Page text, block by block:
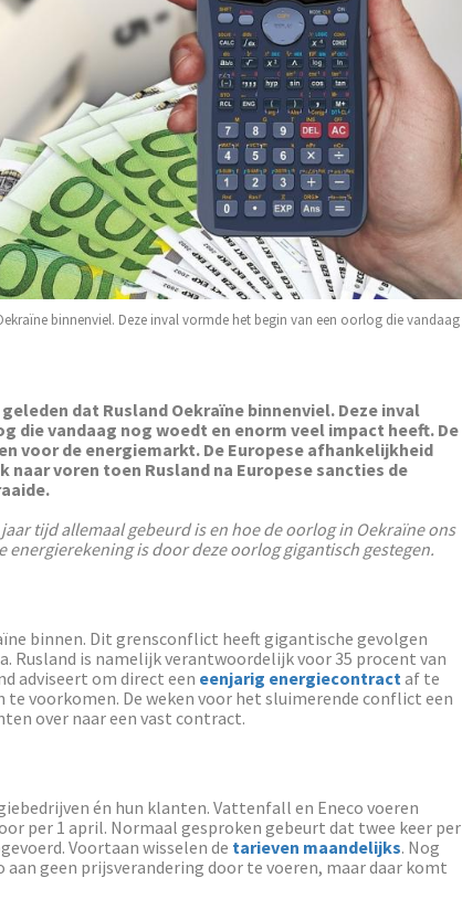
binnenviel. Deze inval vormde het begin van een oorlog die vandaag
dat Rusland Oekraïne binnenviel. Deze inval
die vandaag nog woedt en enorm veel impact heeft. De
voor de energiemarkt. De Europese afhankelijkheid
naar voren toen Rusland na Europese sancties de
tijd allemaal gebeurd is en hoe de oorlog in Oekraïne ons
energierekening is door deze oorlog gigantisch gestegen.
binnen. Dit grensconflict heeft gigantische gevolgen
Rusland is namelijk verantwoordelijk voor 35 procent van
adviseert om direct een eenjarig energiecontract af te
voorkomen. De weken voor het sluimerende conflict een
over naar een vast contract.
én hun klanten. Vattenfall en Eneco voeren
per 1 april. Normaal gesproken gebeurt dat twee keer per
Voortaan wisselen de tarieven maandelijks. Nog
aan geen prijsverandering door te voeren, maar daar komt